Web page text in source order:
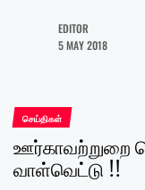
EDITOR
5 MAY 2018
செய்திகள்
ஊர்காவற்றுறை
வாள்வெட்டு !!